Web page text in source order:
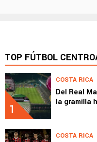
TOP FÚTBOL
1
COSTA RICA
Del Real
la gramilla
COSTA RICA